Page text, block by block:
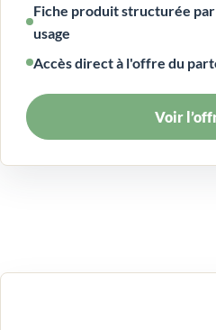
Fiche produit structurée
usage
Accès direct à l'offre du
Voir